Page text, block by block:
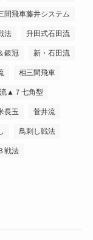
間飛車藤井システム
法 升田式石田流
銀冠 新・石田流
相三間飛車
▲７七角型
長玉 菅井流
鳥刺し戦法
戦法